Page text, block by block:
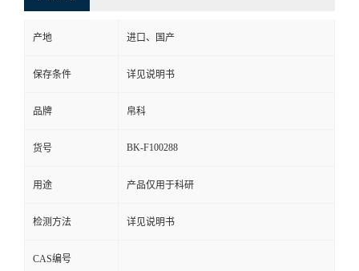
产地 进口、国产
保存条件 详见说明书
品牌 帛科
货号 BK-F100288
用途 产品仅用于科研
检测方法 详见说明书
CAS编号